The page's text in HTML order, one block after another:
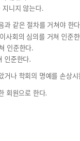
니지 않는다.
과 같은 절차를 거쳐야 한
사회의 심의를 거쳐 인준
인준한다.
인준한다.
나 학회의 명예를 손상
회원으로 한다.